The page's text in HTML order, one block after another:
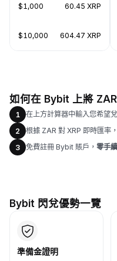
$1,000 60.45 XRP
$10,000 604.47 XRP
如何在 Bybit 上將
1
在上方計算器中輸入您希望
2
根據 ZAR 對 XRP 即時匯率
3
免費註冊 Bybit 賬戶， 零手
Bybit 閃兌優勢一覽
準備金證明